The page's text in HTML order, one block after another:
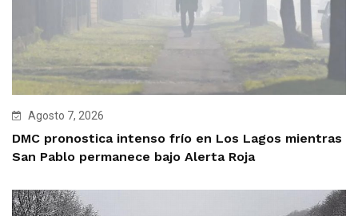
Agosto 7, 2026
DMC pronostica intenso frío en Los Lagos mientras
San Pablo permanece bajo Alerta Roja